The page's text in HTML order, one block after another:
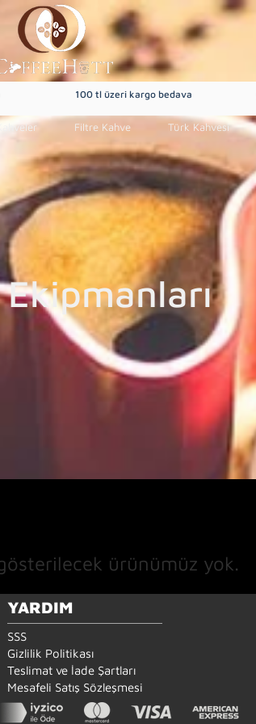
100 tl üzeri kargo bedava
Filtre Kahve Türk Kahvesi
ürünümüz yok.
YARDIM
SSS
Gizlilik Politikası
Teslimat ve İade Şartları
Mesafeli Satış Sözleşmesi